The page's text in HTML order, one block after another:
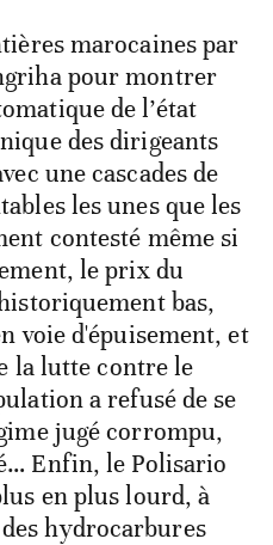
marocaines par
pour montrer
de l’état
des dirigeants
une cascades de
les unes que les
contesté même si
le prix du
bas,
voie d'épuisement, et
la lutte contre le
a refusé de se
jugé corrompu,
Enfin, le Polisario
en plus lourd, à
hydrocarbures